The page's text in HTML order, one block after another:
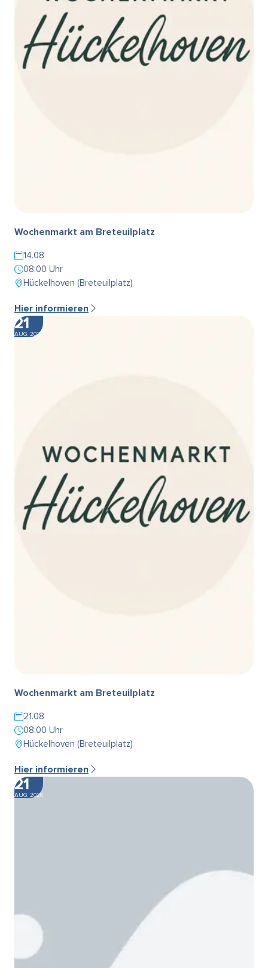
Wochenmarkt am Breteuilplatz
14.08
08:00 Uhr
Hückelhoven (Breteuilplatz)
Hier informieren
21
AUG. 2026
Wochenmarkt am Breteuilplatz
21.08
08:00 Uhr
Hückelhoven (Breteuilplatz)
Hier informieren
21
AUG. 2026